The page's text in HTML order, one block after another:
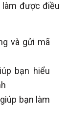
được điều
và gửi mã
bạn hiểu
bạn làm